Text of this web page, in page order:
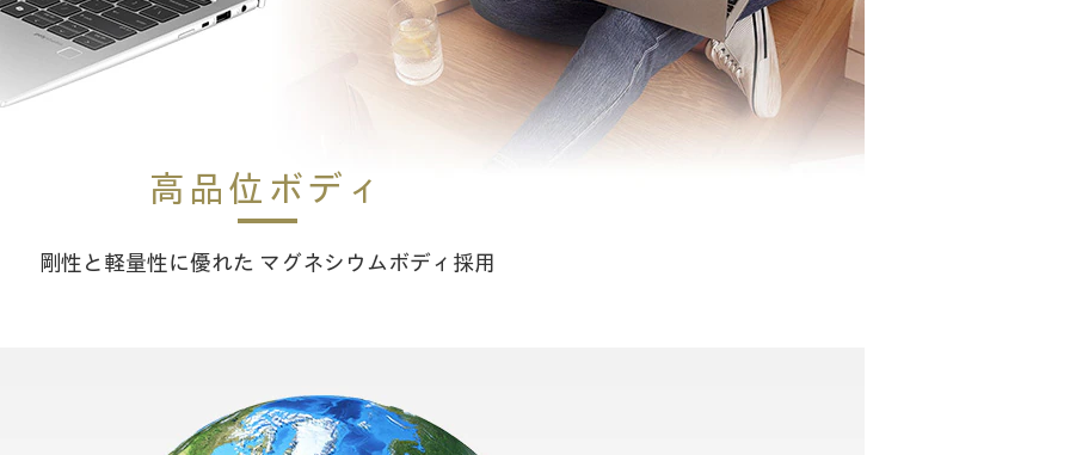
高品位ボディ
剛性と軽量性に優れた マグネシウムボディ採用